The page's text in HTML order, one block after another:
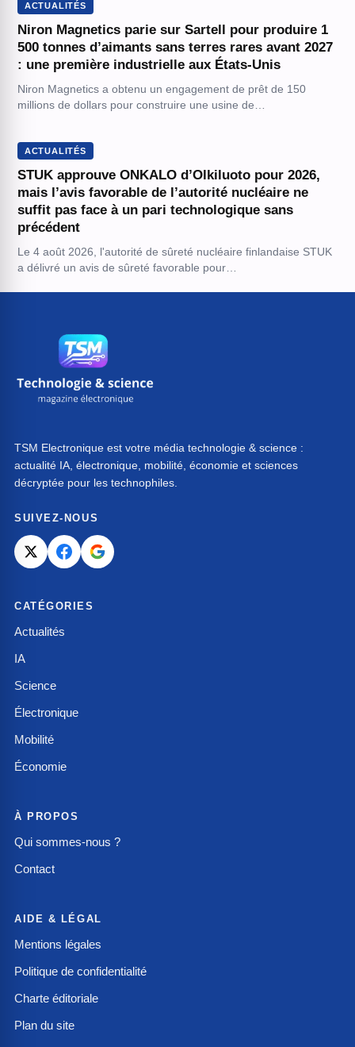
ACTUALITÉS
Niron Magnetics parie sur Sartell pour produire 1
500 tonnes d’aimants sans terres rares avant 2027
: une première industrielle aux États-Unis
Niron Magnetics a obtenu un engagement de prêt de 150
millions de dollars pour construire une usine de…
ACTUALITÉS
STUK approuve ONKALO d’Olkiluoto pour 2026,
mais l’avis favorable de l’autorité nucléaire ne
suffit pas face à un pari technologique sans
précédent
Le 4 août 2026, l'autorité de sûreté nucléaire finlandaise STUK
a délivré un avis de sûreté favorable pour…
TSM Electronique est votre média technologie & science :
actualité IA, électronique, mobilité, économie et sciences
décryptée pour les technophiles.
SUIVEZ-NOUS
CATÉGORIES
Actualités
IA
Science
Électronique
Mobilité
Économie
À PROPOS
Qui sommes-nous ?
Contact
AIDE & LÉGAL
Mentions légales
Politique de confidentialité
Charte éditoriale
Plan du site